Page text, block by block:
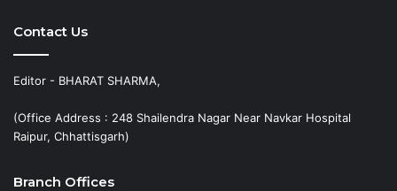
Contact Us
Editor - BHARAT SHARMA,
(Office Address : 248 Shailendra Nagar Near Navkar Hospital
Raipur, Chhattisgarh)
Branch Offices